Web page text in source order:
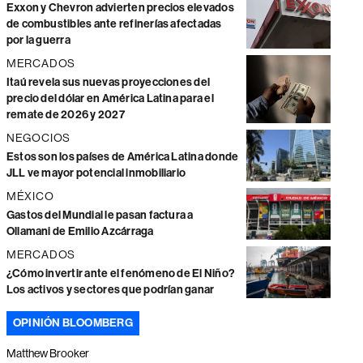
Exxon y Chevron advierten precios elevados
de combustibles ante refinerías afectadas
por la guerra
MERCADOS
Itaú revela sus nuevas proyecciones del
precio del dólar en América Latina para el
remate de 2026 y 2027
NEGOCIOS
Estos son los países de América Latina donde
JLL ve mayor potencial inmobiliario
MÉXICO
Gastos del Mundial le pasan factura a
Ollamani de Emilio Azcárraga
MERCADOS
¿Cómo invertir ante el fenómeno de El Niño?
Los activos y sectores que podrían ganar
OPINIÓN BLOOMBERG
Matthew Brooker